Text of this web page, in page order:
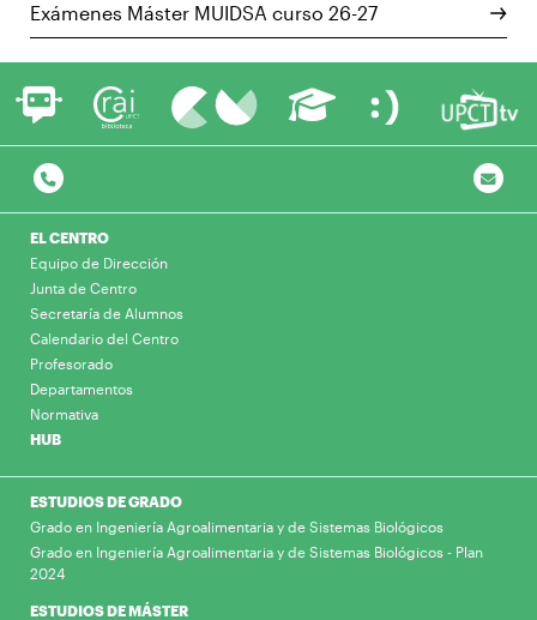
Exámenes Máster MUIDSA curso 26-27
EL CENTRO
Equipo de Dirección
Junta de Centro
Secretaría de Alumnos
Calendario del Centro
Profesorado
Departamentos
Normativa
HUB
ESTUDIOS DE GRADO
Grado en Ingeniería Agroalimentaria y de Sistemas Biológicos
Grado en Ingeniería Agroalimentaria y de Sistemas Biológicos - Plan
2024
ESTUDIOS DE MÁSTER